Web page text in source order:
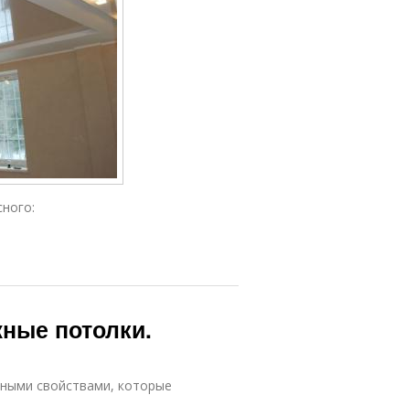
потолки.
свойствами, которые